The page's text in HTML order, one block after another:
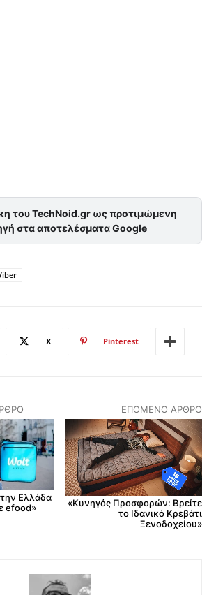
του TechNoid.gr ως προτιμώμενη
στα αποτελέσματα Google
X Pinterest
Ελλάδα
efood»
ΕΠΌΜΕΝΟ ΆΡΘΡΟ
«Κυνηγός Προσφορών: Βρείτε
το Ιδανικό Κρεβάτι
Ξενοδοχείου»